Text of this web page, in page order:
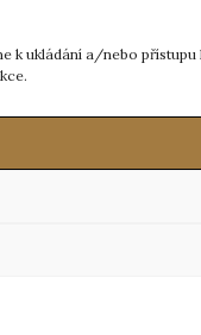
k ukládání a/nebo